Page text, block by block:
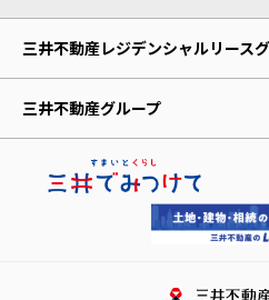
三井不動産レジデンシャルリース
レジデントファースト株式会社
株式会社アコモデーションファースト
レジデントアシスタンス株式会社
レジデントインシュアランス少額短
三井不動産グループ
三井不動産株式会社
三井不動産レジデンシャル株式会社
三井不動産リアルティ株式会社